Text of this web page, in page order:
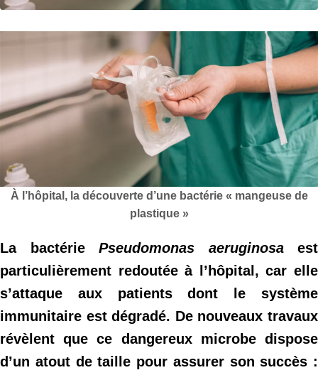
À l’hôpital, la découverte d’une bactérie « mangeuse de
plastique »
La bactérie Pseudomonas aeruginosaest
particulièrement redoutée à l’hôpital, car elle
s’attaque aux patients dont le système
immunitaire est dégradé. De nouveaux travaux
révèlent que ce dangereux microbe dispose
d’un atout de taille pour assurer son succès :